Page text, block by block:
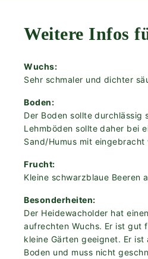
Weitere Infos
Wuchs:
Sehr schmaler und dichter
Boden:
Der Boden sollte durchlässig
Lehmböden sollte daher bei
Sand/Humus mit eingebracht
Frucht:
Kleine schwarzblaue Beeren
Besonderheiten:
Der Heidewacholder hat
aufrechten Wuchs. Er ist gut
kleine Gärten geeignet. Er ist
Boden und muss nicht